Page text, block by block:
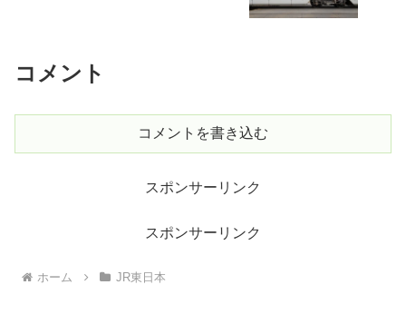
コメント
コメントを書き込む
スポンサーリンク
スポンサーリンク
ホーム JR東日本